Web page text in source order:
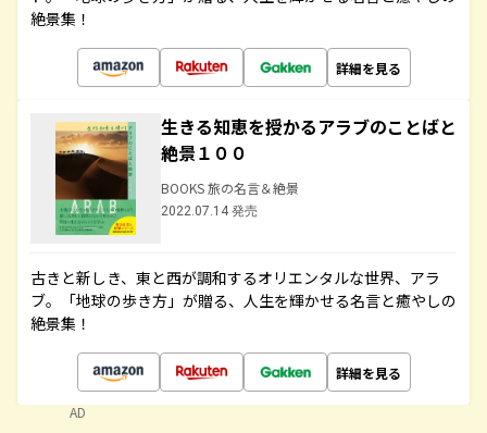
絶景集！
詳細を見る
生きる知恵を授かるアラブのことばと
絶景１００
BOOKS 旅の名言＆絶景
2022.07.14 発売
古きと新しき、東と西が調和するオリエンタルな世界、アラ
ブ。「地球の歩き方」が贈る、人生を輝かせる名言と癒やしの
絶景集！
詳細を見る
AD